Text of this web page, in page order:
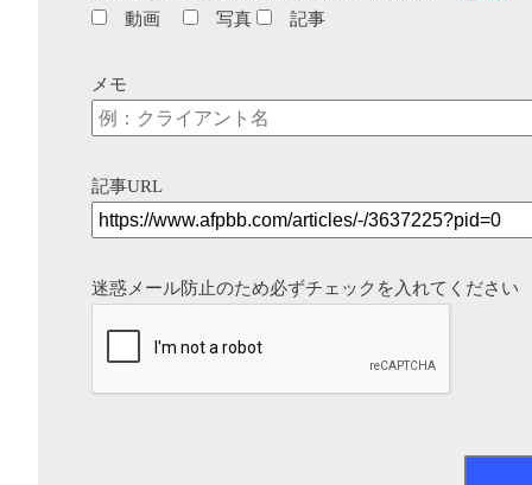
動画
写真 記事
メモ
記事URL
迷惑メール防止のため必ずチェックを入れてください